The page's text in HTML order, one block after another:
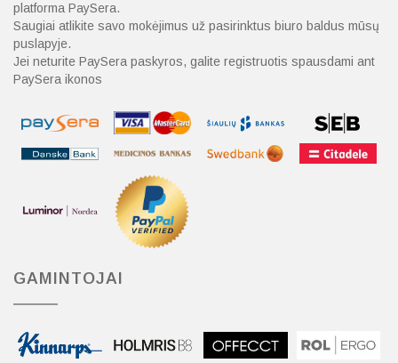
platforma PaySera.
Saugiai atlikite savo mokėjimus už pasirinktus biuro baldus mūsų
puslapyje.
Jei neturite PaySera paskyros, galite registruotis spausdami ant
PaySera ikonos
GAMINTOJAI